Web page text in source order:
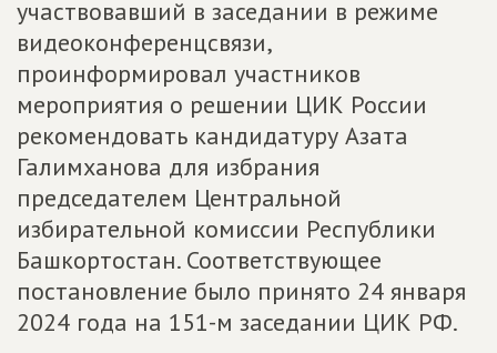
участвовавший в заседании в режиме
видеоконференцсвязи,
проинформировал участников
мероприятия о решении ЦИК России
рекомендовать кандидатуру Азата
Галимханова для избрания
председателем Центральной
избирательной комиссии Республики
Башкортостан. Соответствующее
постановление было принято 24 января
2024 года на 151-м заседании ЦИК РФ.